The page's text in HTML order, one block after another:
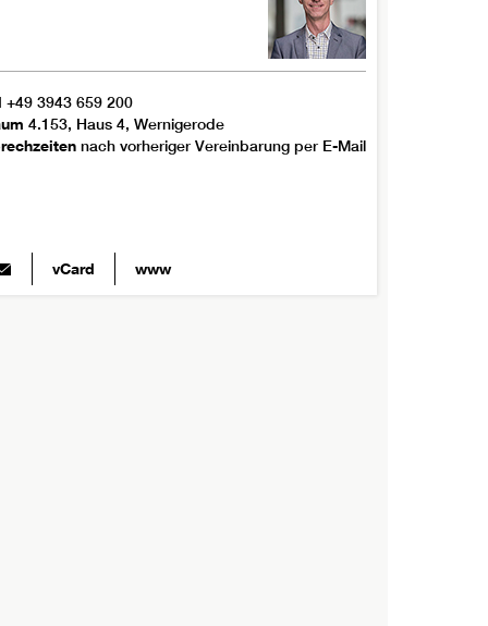
+49 3943 659 200
4.153, Haus 4, Wernigerode
nach vorheriger Vereinbarung per E-Mail
vCard www